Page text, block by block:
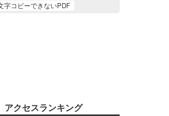
字コピーできないPDF
アクセスランキング